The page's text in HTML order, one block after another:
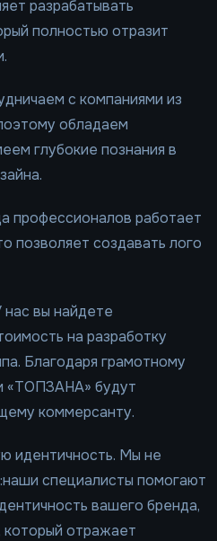
разрабатывать
полностью отразит
с компаниями из
обладаем
глубокие познания в
профессионалов работает
позволяет создавать лого
нас вы найдете
на разработку
Благодаря грамотному
«ТОПЗАНА» будут
коммерсанту.
идентичность. Мы не
специалисты помогают
вашего бренда,
который отражает